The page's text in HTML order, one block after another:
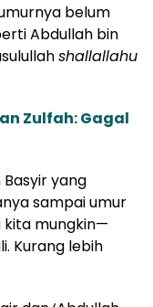
belum
Abdullah bin
shallallahu
Zulfah: Gagal
yang
sampai umur
kita mungkin—
Kurang lebih